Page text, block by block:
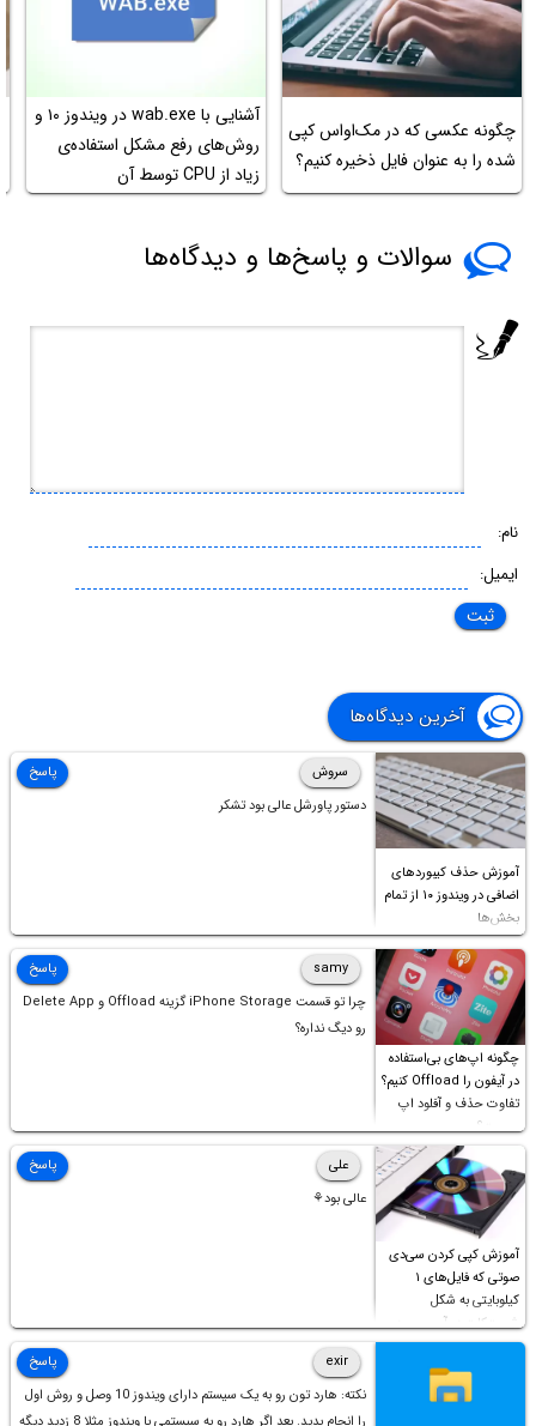
چگونه عکسی که در مک‌او‌اس کپی
شده را به عنوان فایل ذخیره کنیم؟
آشنایی با wab.exe در ویندوز ۱۰ و
روش‌های رفع مشکل استفاده‌ی
زیاد از CPU توسط آن
سوالات و پاسخ‌ها و دیدگاه‌ها
نام:
ایمیل:
آخرین دیدگاه‌ها
آموزش حذف کیبوردهای
اضافی در ویندوز ۱۰ از تمام
بخش‌ها
سروش
دستور پاورشل عالی بود تشکر
پاسخ
چگونه اپ‌های بی‌استفاده
در آیفون را Offload کنیم؟
تفاوت حذف و آفلود اپ
چیست؟
samy
چرا تو قسمت iPhone Storage گزینه Offload و Delete App
رو دیگ نداره؟
پاسخ
آموزش کپی کردن سی‌دی
صوتی که فایل‌های ۱
کیلوبایتی به شکل
شورت‌کات در آن موجود
است!
علی
عالی بود⚘
پاسخ
exir
نکته: هارد تون رو به یک سیستم دارای ویندوز 10 وصل و روش اول
پاسخ